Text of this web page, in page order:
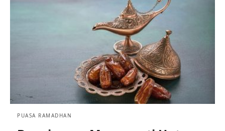
PUASA RAMADHAN